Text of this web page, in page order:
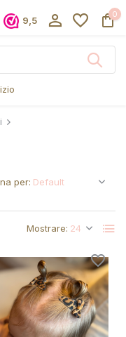
9,5
0
Mostrare:
per: